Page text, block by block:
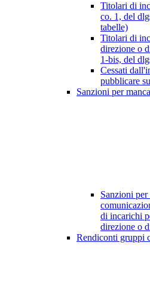
Titolari di
co. 1, del
tabelle)
Titolari di
direzione o
1-bis, del
Cessati
pubblicare
Sanzioni per
Sanzioni per
di incarichi
direzione o
Rendiconti gruppi